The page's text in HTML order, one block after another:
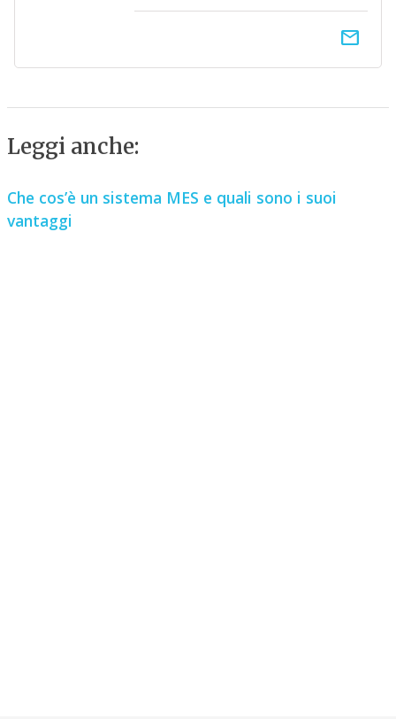
email
Leggi anche:
Che cos’è un sistema MES e quali sono i suoi
vantaggi